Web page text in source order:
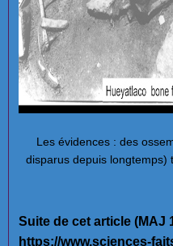
Les évidences : des
disparus depuis longtemps)
Suite de cet article (MAJ
https://www.sciences-